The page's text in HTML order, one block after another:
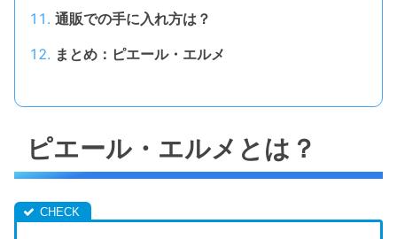
通販での手に入れ方は？
まとめ：ピエール・エルメ
ピエール・エルメとは？